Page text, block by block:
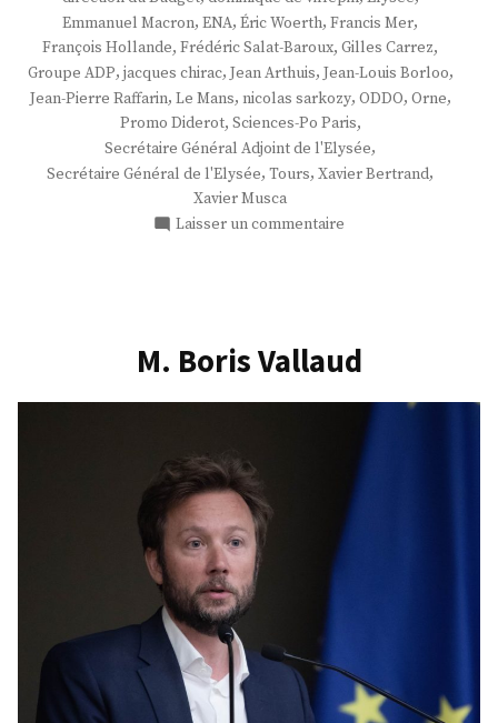
Emmanuel Macron, ENA, Éric Woerth, Francis Mer,
François Hollande, Frédéric Salat-Baroux, Gilles Carrez,
Groupe ADP, jacques chirac, Jean Arthuis, Jean-Louis Borloo,
Jean-Pierre Raffarin, Le Mans, nicolas sarkozy, ODDO, Orne,
Promo Diderot, Sciences-Po Paris,
Secrétaire Général Adjoint de l'Elysée,
Secrétaire Général de l'Elysée, Tours, Xavier Bertrand,
Xavier Musca
Laisser un commentaire
M. Boris Vallaud